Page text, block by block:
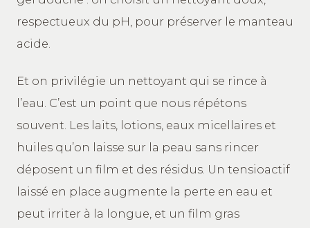
respectueux du pH, pour préserver le manteau
acide.
Et on privilégie un nettoyant qui se rince à
l’eau. C’est un point que nous répétons
souvent. Les laits, lotions, eaux micellaires et
huiles qu’on laisse sur la peau sans rincer
déposent un film et des résidus. Un tensioactif
laissé en place augmente la perte en eau et
peut irriter à la longue, et un film gras